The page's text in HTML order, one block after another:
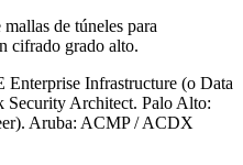
de túneles para
cifrado grado alto.
Infrastructure (o Data
Security Architect. Palo Alto:
Aruba: ACMP / ACDX